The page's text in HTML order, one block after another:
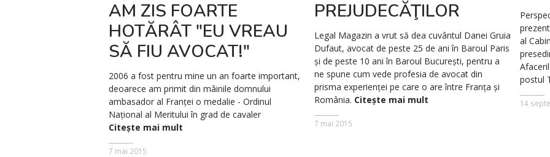
AM ZIS FOARTE
HOTĂRÂT "EU VREAU
SĂ FIU AVOCAT!"
2006 a fost pentru mine un an foarte important,
deoarece am primit din mâinile domnului
ambasador al Franţei o medalie - Ordinul
Naţional al Meritului în grad de cavaler
Citește mai mult
7 mai 2015
PREJUDECĂŢILOR
Legal Magazin a vrut să dea cuvântul Danei Gruia
Dufaut, avocat de peste 25 de ani în Baroul Paris
și de peste 10 ani în Baroul București, pentru a
ne spune cum vede profesia de avocat din
prisma experienței pe care o are între Franța și
România. Citește mai mult
7 mai 2015
al
postul
14